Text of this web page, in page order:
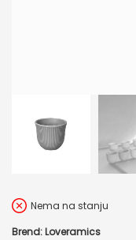
Nema na stanju
Brend: Loveramics